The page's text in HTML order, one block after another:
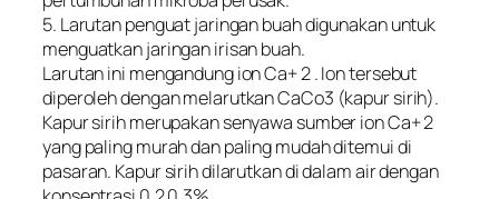
5. Larutan penguat jaringan buah digunakan untuk
menguatkan jaringan irisan buah.
Larutan ini mengandung ion Ca+ 2 . Ion tersebut
diperoleh dengan melarutkan CaCo3 (kapur sirih).
Kapur sirih merupakan senyawa sumber ion Ca+ 2
yang paling murah dan paling mudah ditemui di
pasaran. Kapur sirih dilarutkan di dalam air dengan